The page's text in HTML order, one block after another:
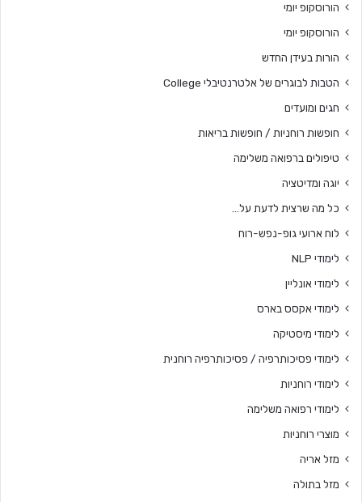
הורוסקופ יומי
הורוסקופ יומי
הורות בעידן החדש
הטבות לבוגרים של אלטרנטיבלי College
חגים ומועדים
חופשות רוחניות / חופשות בריאות
טיפולים ברפואה משלימה
יוגה ומדיטציה
כל מה שרצית לדעת על…
לוח ארועי גופ-נפש-רוח
לימודי NLP
לימודי אונליין
לימודי אקסס בארס
לימודי מיסטיקה
לימודי פסיכותרפיה / פסיכותרפיה רוחנית
לימודי רוחניות
לימודי רפואה משלימה
מוצרי רוחניות
מזל אריה
מזל בתולה